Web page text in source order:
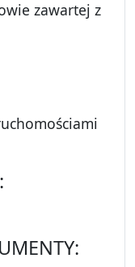
zawartej z